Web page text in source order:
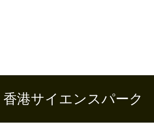
香港サイエンスパーク